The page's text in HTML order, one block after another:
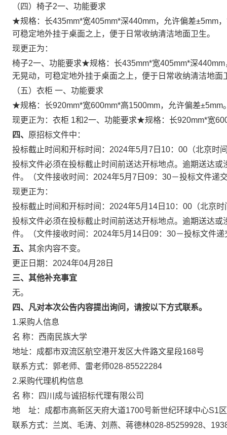
（四）椅子2一、功能要求
★规格：长435mm*宽405mm*深440mm，允许偏差±5mm
可稳定地外挂于桌面之上，便于日常收纳清洁地面卫生。
现更正为：
椅子2一、功能要求★规格：长435mm*宽405mm*深
无晃动，可稳定地外挂于桌面之上，便于日常收纳清洁地面
（五）衣柜 一、功能要求
★规格：长920mm*宽600mm*高1500mm，允许偏差±5mm
现更正为：衣柜 1和2一、功能要求★规格：长920mm*宽
四、 原招标文件中：
投标截止时间和开标时间：2024年5月7日10：00（北京时
投标文件必须在投标截止时间前送达开标地点。逾期送达
件。（文件接收时间：2024年5月7日09：30－投标文件递
现更正为：
投标截止时间和开标时间：2024年5月14日10：00（北京时
投标文件必须在投标截止时间前送达开标地点。逾期送达
件。（文件接收时间：2024年5月14日09：30－投标文件递
五、 其余内容不变。
更正日期：2024年04月28日
三、其他补充事宜
无。
四、凡对本次公告内容提出询问，请按以下方式联系。
1.采购人信息
名 称：西南民族大学
地址：成都市双流区航空港开发区大件路文
联系方式：郭老师、雷老师028-85522284
2.采购代理机构信息
名 称：四川成与诚招标代理有限
地 址：成都市高新区天府大道1700号新
联系方式：兰岚、毛涛、刘燕、蒋德林